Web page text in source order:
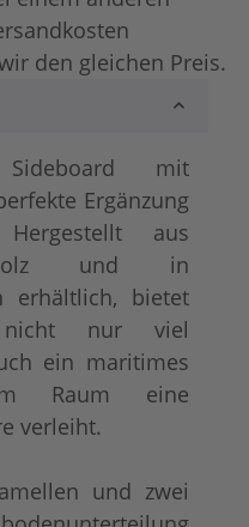
shabby chic /
Konfigurator
+ 286,00 €
den gleichen Preis.
mit
Ergänzung
aus
und in
erhältlich, bietet
nicht nur viel
ein maritimes
Raum eine
verleiht.
und zwei